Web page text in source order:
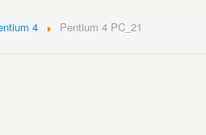
4 Pentium 4 PC_21